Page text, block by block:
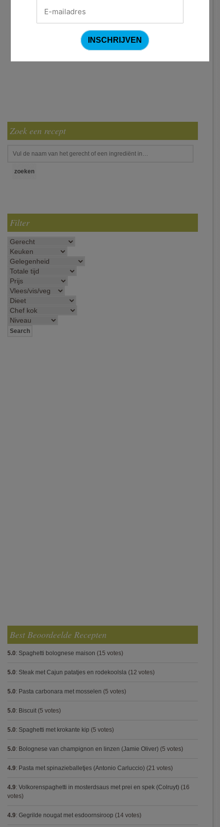
Zoek een recept
Filter
Best Beoordeelde Recepten
5.0: Spaghetti bolognese maison (15 votes)
5.0: Steak met Cajun patatjes en rodekoolsla (12 votes)
5.0: Pasta carbonara met mosselen (5 votes)
5.0: Biscuit (5 votes)
5.0: Spaghetti met krokante kip (5 votes)
5.0: Bolognese van champignon en linzen (Jamie Oliver) (5 votes)
4.9: Pasta met spinazieballetjes (Antonio Carluccio) (21 votes)
4.9: Volkorenspaghetti in mosterdsaus met prei en spek (Colruyt) (16
votes)
4.9: Gegrilde nougat met esdoornsiroop (14 votes)